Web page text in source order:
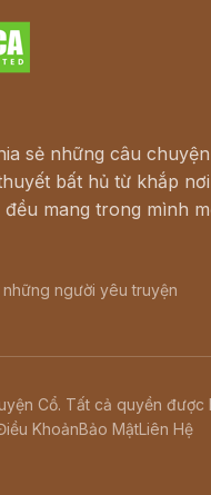
sẻ những câu
bất hủ từ khắp
mang trong mình
những người yêu truyện
Cổ. Tất cả quyền được
KhoảnBảo MậtLiên Hệ